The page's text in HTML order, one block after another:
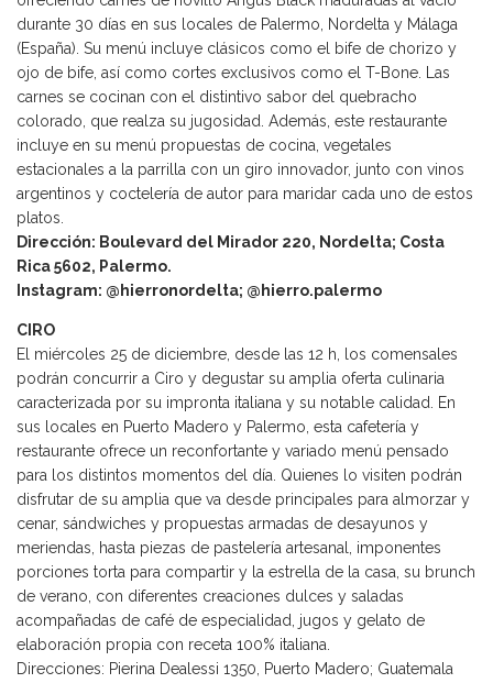
durante 30 días en sus locales de Palermo, Nordelta y Málaga
(España). Su menú incluye clásicos como el bife de chorizo y
ojo de bife, así como cortes exclusivos como el T-Bone. Las
carnes se cocinan con el distintivo sabor del quebracho
colorado, que realza su jugosidad. Además, este restaurante
incluye en su menú propuestas de cocina, vegetales
estacionales a la parrilla con un giro innovador, junto con vinos
argentinos y coctelería de autor para maridar cada uno de estos
platos.
Dirección: Boulevard del Mirador 220, Nordelta; Costa
Rica 5602, Palermo.
Instagram: @hierronordelta; @hierro.palermo
CIRO
El miércoles 25 de diciembre, desde las 12 h, los comensales
podrán concurrir a Ciro y degustar su amplia oferta culinaria
caracterizada por su impronta italiana y su notable calidad. En
sus locales en Puerto Madero y Palermo, esta cafetería y
restaurante ofrece un reconfortante y variado menú pensado
para los distintos momentos del día. Quienes lo visiten podrán
disfrutar de su amplia que va desde principales para almorzar y
cenar, sándwiches y propuestas armadas de desayunos y
meriendas, hasta piezas de pastelería artesanal, imponentes
porciones torta para compartir y la estrella de la casa, su brunch
de verano, con diferentes creaciones dulces y saladas
acompañadas de café de especialidad, jugos y gelato de
elaboración propia con receta 100% italiana.
Direcciones: Pierina Dealessi 1350, Puerto Madero; Guatemala